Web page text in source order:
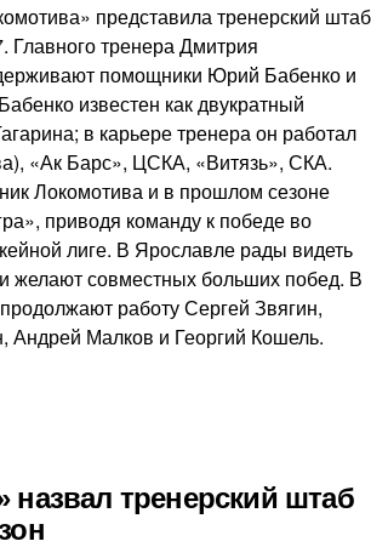
представила тренерский штаб
Главного тренера Дмитрия
помощники Юрий Бабенко и
известен как двукратный
в карьере тренера он работал
«Ак Барс», ЦСКА, «Витязь», СКА.
Локомотива и в прошлом сезоне
приводя команду к победе во
лиге. В Ярославле рады видеть
желают совместных больших побед. В
работу Сергей Звягин,
Андрей Малков и Георгий Кошель.
назвал тренерский штаб